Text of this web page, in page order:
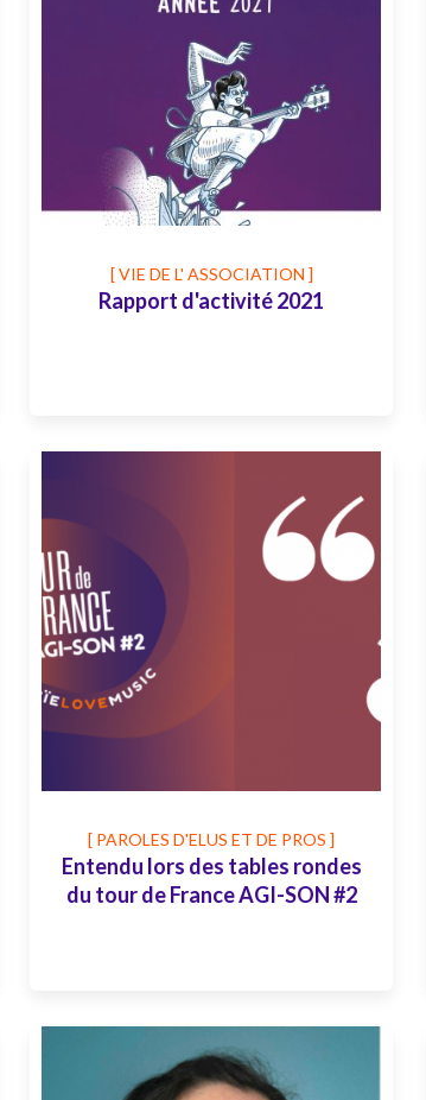
[ VIE DE L' ASSOCIATION ]
Rapport d'activité 2021
[ PAROLES D'ELUS ET DE PROS ]
Entendu lors des tables rondes
du tour de France AGI-SON #2